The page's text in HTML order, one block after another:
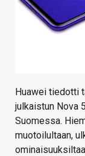
Huawei tiedotti
julkaistun Nova
Suomessa.
muotoilultaan,